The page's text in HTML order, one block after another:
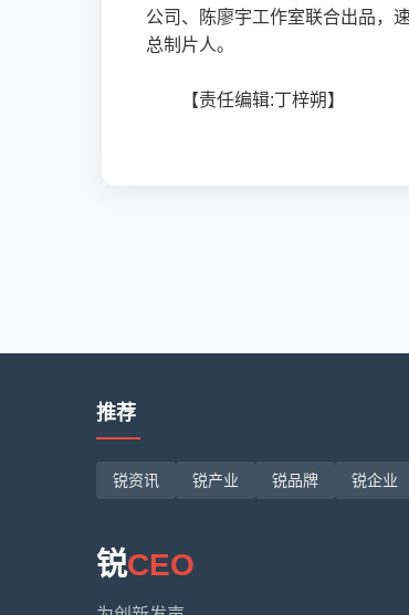
公司、陈廖宇工作室联合出品，
总制片人。
【责任编辑:丁梓朔】
推荐
锐资讯 锐产业 锐品牌 锐企业
锐CEO